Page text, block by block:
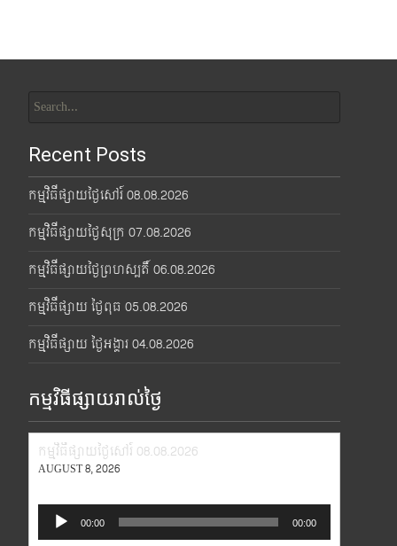
for:
Recent Posts
កម្មវិធីផ្សាយថ្ងៃសៅរ៍ 08.08.2026
កម្មវិធីផ្សាយថ្ងៃសុក្រ 07.08.2026
កម្មវិធីផ្សាយថ្ងៃព្រហស្បតិ៍ 06.08.2026
កម្មវិធីផ្សាយ ថ្ងៃពុធ 05.08.2026
កម្មវិធីផ្សាយ ថ្ងៃអង្គារ 04.08.2026
កម្មវិធីផ្សាយរាល់ថ្ងៃ
កម្មវិធីផ្សាយថ្ងៃសៅរ៍ 08.08.2026
AUGUST 8, 2026
Audio
Player
00:00 00:00